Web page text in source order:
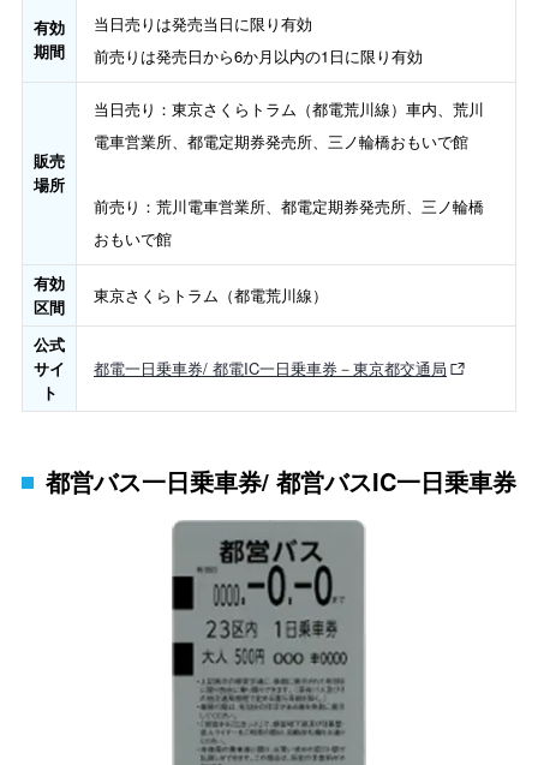
有効
期間
当日売りは発売当日に限り有効
前売りは発売日から6か月以内の1日に限り有効
販売
場所
当日売り：東京さくらトラム（都電荒川線）車内、荒川
電車営業所、都電定期券発売所、三ノ輪橋おもいで館
前売り：荒川電車営業所、都電定期券発売所、三ノ輪橋
おもいで館
有効
区間
東京さくらトラム（都電荒川線）
公式
サイ
ト
都電一日乗車券/ 都電IC一日乗車券－東京都交通局
都営バス一日乗車券/ 都営バスIC一日乗車券